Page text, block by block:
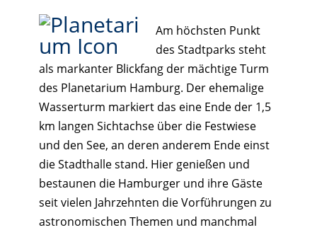
Am höchsten Punkt
des Stadtparks steht
als markanter Blickfang der mächtige Turm
des Planetarium Hamburg. Der ehemalige
Wasserturm markiert das eine Ende der 1,5
km langen Sichtachse über die Festwiese
und den See, an deren anderem Ende einst
die Stadthalle stand. Hier genießen und
bestaunen die Hamburger und ihre Gäste
seit vielen Jahrzehnten die Vorführungen zu
astronomischen Themen und manchmal